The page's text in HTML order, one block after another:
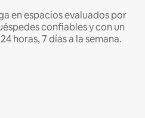
en espacios evaluados por
confiables y con un
horas, 7 días a la semana.